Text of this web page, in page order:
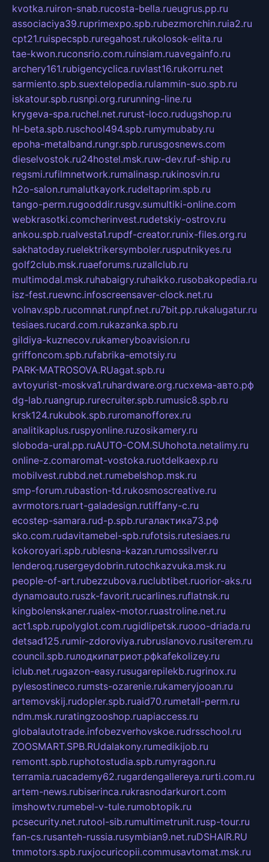
kvotka.ruiron-snab.rucosta-bella.rueugrus.pp.ru
associaciya39.ruprimexpo.spb.rubezmorchin.ruia2.ru
cpt21.ruispecspb.ruregahost.rukolosok-elita.ru
tae-kwon.ruconsrio.com.ruinsiam.ruavegainfo.ru
archery161.rubigencyclica.ruvlast16.rukorru.net
sarmiento.spb.suextelopedia.rulammin-suo.spb.ru
iskatour.spb.rusnpi.org.rurunning-line.ru
krygeva-spa.ruchel.net.rurust-loco.rudugshop.ru
hl-beta.spb.ruschool494.spb.rumymubaby.ru
epoha-metalband.rungr.spb.rurusgosnews.com
dieselvostok.ru24hostel.msk.ruw-dev.ruf-ship.ru
regsmi.rufilmnetwork.rumalinasp.rukinosvin.ru
h2o-salon.rumalutkayork.rudeltaprim.spb.ru
tango-perm.rugooddir.rusgv.sumultiki-online.com
webkrasotki.comcherinvest.rudetskiy-ostrov.ru
ankou.spb.rualvesta1.rupdf-creator.runix-files.org.ru
sakhatoday.ruelektrikersymboler.rusputnikyes.ru
golf2club.msk.ruaeforums.ruzallclub.ru
multimodal.msk.ruhabaigry.ruhaikko.rusobakopedia.ru
isz-fest.ruewnc.infoscreensaver-clock.net.ru
volnav.spb.rucomnat.runpf.net.ru7bit.pp.rukalugatur.ru
tesiaes.rucard.com.rukazanka.spb.ru
gildiya-kuznecov.rukameryboavision.ru
griffoncom.spb.rufabrika-emotsiy.ru
PARK-MATROSOVA.RUagat.spb.ru
avtoyurist-moskva1.ruhardware.org.ruсхема-авто.рф
dg-lab.ruangrup.rurecruiter.spb.rumusic8.spb.ru
krsk124.rukubok.spb.ruromanofforex.ru
analitikaplus.ruspyonline.ruzosikamery.ru
sloboda-ural.pp.ruAUTO-COM.SUhohota.netalimy.ru
online-z.comaromat-vostoka.ruotdelkaexp.ru
mobilvest.rubbd.net.rumebelshop.msk.ru
smp-forum.rubastion-td.rukosmoscreative.ru
avrmotors.ruart-galadesign.rutiffany-c.ru
ecostep-samara.rud-p.spb.ruгалактика73.рф
sko.com.rudavitamebel-spb.rufotsis.rutesiaes.ru
kokoroyari.spb.rublesna-kazan.rumossilver.ru
lenderoq.rusergeydobrin.rutochkazvuka.msk.ru
people-of-art.rubezzubova.ruclubtibet.ruorior-aks.ru
dynamoauto.ruszk-favorit.rucarlines.ruflatnsk.ru
kingbolenskaner.rualex-motor.ruastroline.net.ru
act1.spb.rupolyglot.com.rugidlipetsk.ruooo-driada.ru
detsad125.rumir-zdoroviya.rubruslanovo.rusiterem.ru
council.spb.ruлодкипатриот.рфkafekolizey.ru
iclub.net.rugazon-easy.rusugarepilekb.rugrinox.ru
pylesostineco.rumsts-ozarenie.rukameryjooan.ru
artemovskij.rudopler.spb.ruaid70.rumetall-perm.ru
ndm.msk.ruratingzooshop.ruapiaccess.ru
globalautotrade.infobezverhovskoe.rudrsschool.ru
ZOOSMART.SPB.RUdalakony.rumedikijob.ru
remontt.spb.ruphotostudia.spb.rumyragon.ru
terramia.ruacademy62.rugardengallereya.rurti.com.ru
artem-news.rubiserinca.rukrasnodarkurort.com
imshowtv.rumebel-v-tule.rumobtopik.ru
pcsecurity.net.rutool-sib.rumultimetrunit.rusp-tour.ru
fan-cs.rusanteh-russia.rusymbian9.net.ruDSHAIR.RU
tmmotors.spb.ruxjocuricopii.commusavtomat.msk.ru